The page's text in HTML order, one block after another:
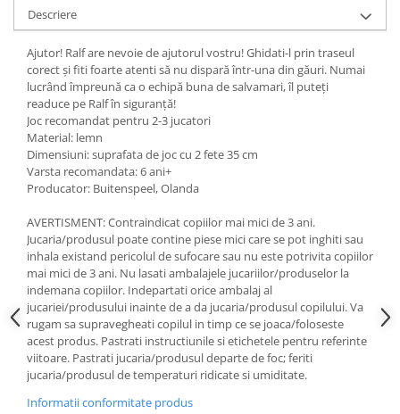
Descriere
Ajutor! Ralf are nevoie de ajutorul vostru! Ghidati-l prin traseul
corect și fiti foarte atenti să nu dispară într-una din găuri. Numai
lucrând împreună ca o echipă buna de salvamari, îl puteți
readuce pe Ralf în siguranță!
Joc recomandat pentru 2-3 jucatori
Material: lemn
Dimensiuni: suprafata de joc cu 2 fete 35 cm
Varsta recomandata: 6 ani+
Producator: Buitenspeel, Olanda
AVERTISMENT: Contraindicat copiilor mai mici de 3 ani.
Jucaria/produsul poate contine piese mici care se pot inghiti sau
inhala existand pericolul de sufocare sau nu este potrivita copiilor
mai mici de 3 ani. Nu lasati ambalajele jucariilor/produselor la
indemana copiilor. Indepartati orice ambalaj al
jucariei/produsului inainte de a da jucaria/produsul copilului. Va
rugam sa supravegheati copilul in timp ce se joaca/foloseste
acest produs. Pastrati instructiunile si etichetele pentru referinte
viitoare. Pastrati jucaria/produsul departe de foc; feriti
jucaria/produsul de temperaturi ridicate si umiditate.
Informatii conformitate produs